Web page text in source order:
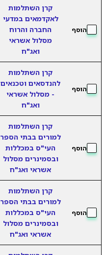
הוסף
קרן השתלמות
לאקדמאים במדעי
החברה והרוח
מסלול אשראי
ואג"ח
הוסף
קרן השתלמות
להנדסאים וטכנאים
- מסלול אשראי
ואג"ח
הוסף
קרן השתלמות
למורים בבתי הספר
העי"ס במכללות
ובסמינרים מסלול
אשראי ואג"ח
הוסף
קרן השתלמות
למורים בבתי הספר
העי"ס במכללות
ובסמינרים מסלול
אשראי ואג"ח